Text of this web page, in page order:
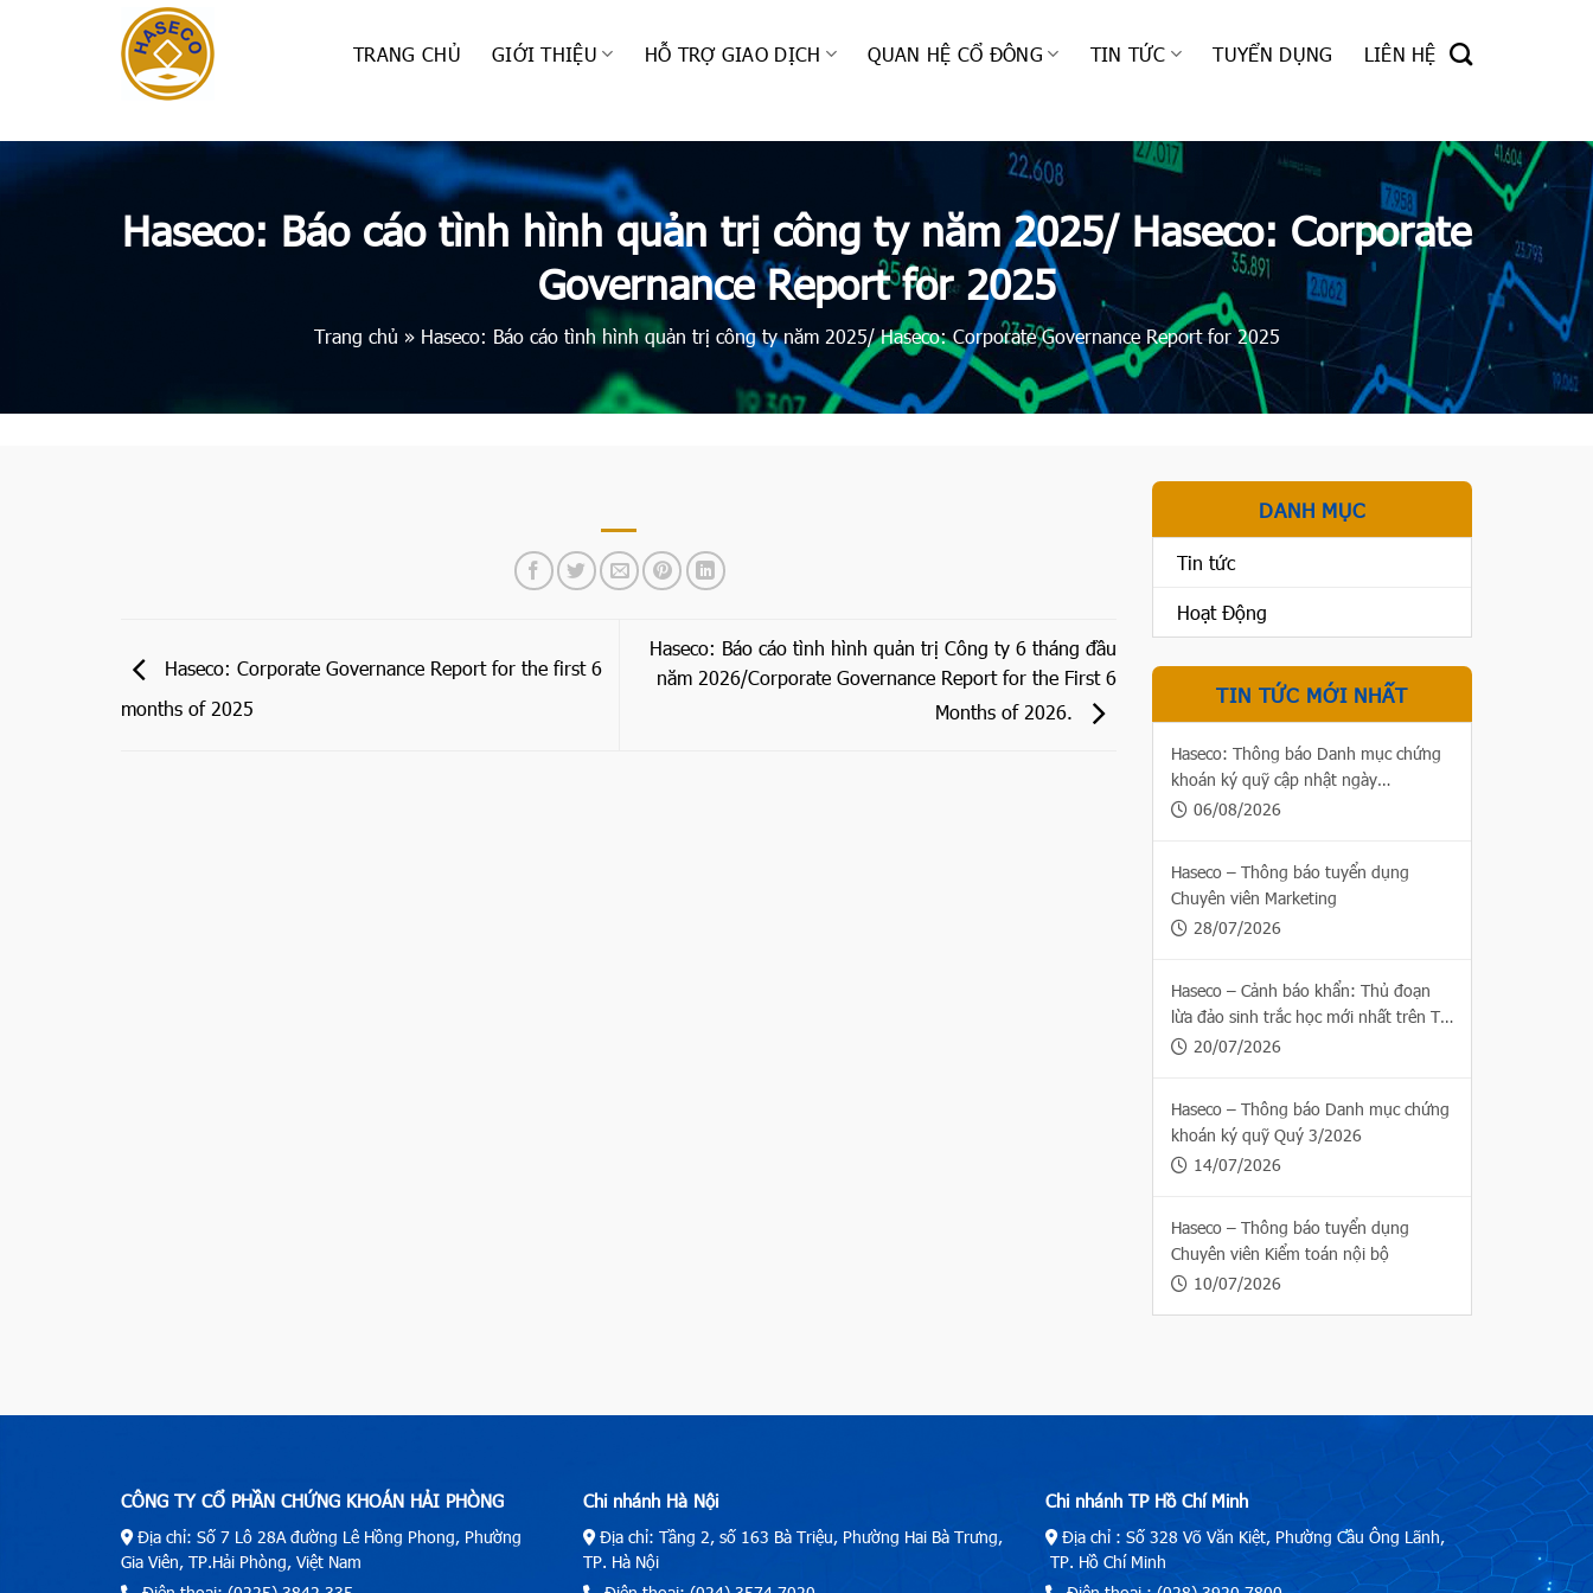
TRANG CHỦ GIỚI THIỆU HỖ TRỢ GIAO DỊCH QUAN HỆ CỔ ĐÔNG TIN TỨC TUYỂN DỤNG LIÊN HỆ
Haseco: Báo cáo tình hình quản trị công ty năm 2025/ Haseco: Corporate
Governance Report for 2025
Trang chủ » Haseco: Báo cáo tình hình quản trị công ty năm 2025/ Haseco: Corporate Governance Report for 2025
Haseco: Corporate Governance Report for the first 6
months of 2025
Haseco: Báo cáo tình hình quản trị Công ty 6 tháng đầu
năm 2026/Corporate Governance Report for the First 6
Months of 2026.
DANH MỤC
Tin tức
Hoạt Động
TIN TỨC MỚI NHẤT
Haseco: Thông báo Danh mục chứng
khoán ký quỹ cập nhật ngày
06/08/2026
06/08/2026
Haseco – Thông báo tuyển dụng
Chuyên viên Marketing
28/07/2026
Haseco – Cảnh báo khẩn: Thủ đoạn
lừa đảo sinh trắc học mới nhất trên Thị
trường chứng khoán
20/07/2026
Haseco – Thông báo Danh mục chứng
khoán ký quỹ Quý 3/2026
14/07/2026
Haseco – Thông báo tuyển dụng
Chuyên viên Kiểm toán nội bộ
10/07/2026
CÔNG TY CỔ PHẦN CHỨNG KHOÁN HẢI PHÒNG
Địa chỉ: Số 7 Lô 28A đường Lê Hồng Phong, Phường
Gia Viên, TP.Hải Phòng, Việt Nam
Chi nhánh Hà Nội
Địa chỉ: Tầng 2, số 163 Bà Triệu, Phường Hai Bà Trưng,
TP. Hà Nội
Chi nhánh TP Hồ Chí Minh
Địa chỉ : Số 328 Võ Văn Kiệt, Phường Cầu Ông Lãnh,
TP. Hồ Chí Minh